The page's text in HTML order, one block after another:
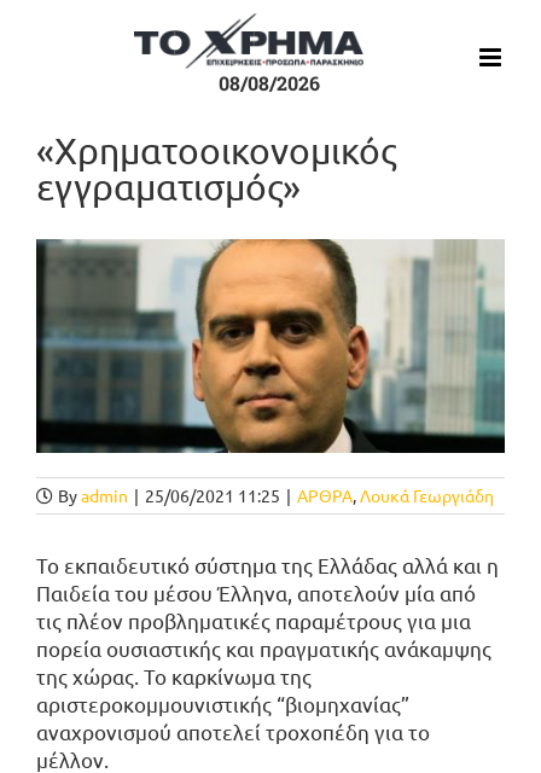
08/08/2026
«Χρηματοοικονομικός
εγγραματισμός»
Προβολή
εικόνας
Byadmin | 25/06/2021 11:25 | ΑΡΘΡΑ,Λουκά Γεωργιάδη
Το εκπαιδευτικό σύστημα της Ελλάδας αλλά και η
Παιδεία του μέσου Έλληνα, αποτελούν μία από
τις πλέον προβληματικές παραμέτρους για μια
πορεία ουσιαστικής και πραγματικής ανάκαμψης
της χώρας. Το καρκίνωμα της
αριστεροκομμουνιστικής “βιομηχανίας”
αναχρονισμού αποτελεί τροχοπέδη για το
μέλλον.